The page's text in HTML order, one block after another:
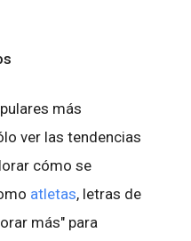
más
ver las tendencias
cómo se
atletas, letras de
más" para